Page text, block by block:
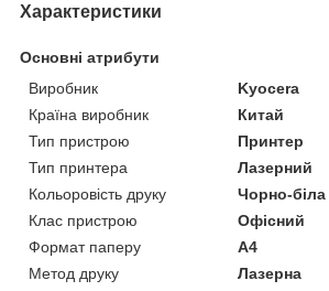
Характеристики
Основні атрибути
Виробник
Kyocera
Країна виробник
Китай
Тип пристрою
Принтер
Тип принтера
Лазерний
Кольоровість друку
Чорно-біла
Клас пристрою
Офісний
Формат паперу
А4
Метод друку
Лазерна